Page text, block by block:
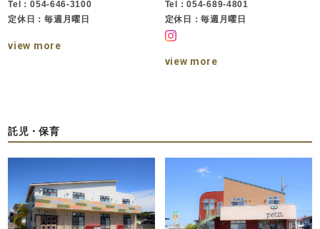
Tel：054-646-3100
定休日：毎週月曜日
view more
Tel：054-689-4801
定休日：毎週月曜日
view more
託児・保育